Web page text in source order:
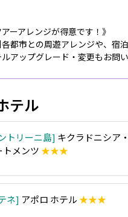
ーアレンジが得意です！》
都市との周遊アレンジや、宿泊
アップグレード・変更もお問
テル
トリーニ島 キクラドニシア
トメンツ ★★★
ネ アポロ ホテル ★★★